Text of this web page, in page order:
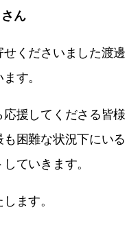
ん
くださいました渡邊
す。
援してくださる皆様
困難な状況下にいる
ていきます。
ます。